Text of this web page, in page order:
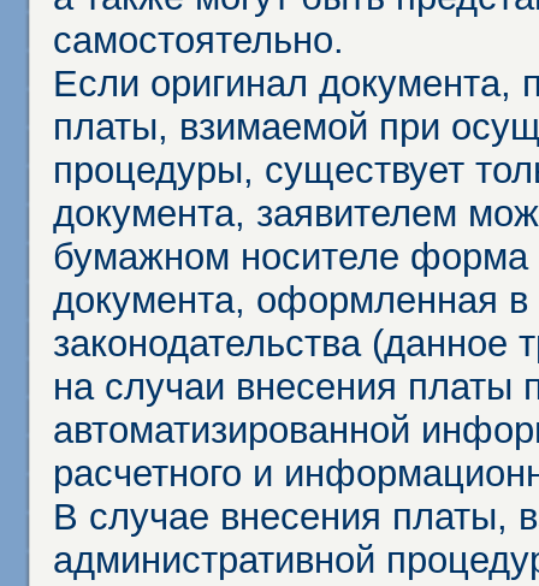
самостоятельно.
Если оригинал документа,
платы, взимаемой при
процедуры, существует
документа, заявителем
бумажном носителе форма
документа, оформленная в
законодательства (данное
на случаи внесения платы
автоматизированной
расчетного и
В случае внесения платы,
административной